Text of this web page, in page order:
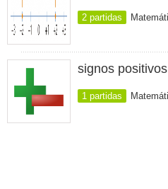
2 partidas
signos
1 partidas